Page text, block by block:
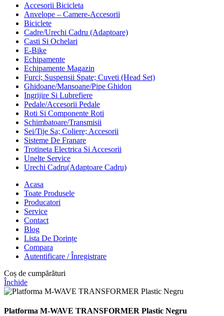
Accesorii Bicicleta
Anvelope – Camere-Accesorii
Biciclete
Cadre/Urechi Cadru (Adaptoare)
Casti Si Ochelari
E-Bike
Echipamente
Echipamente Magazin
Furci; Suspensii Spate; Cuveti (Head Set)
Ghidoane/Mansoane/Pipe Ghidon
Ingrijire Si Lubrefiere
Pedale/Accesorii Pedale
Roti Si Componente Roti
Schimbatoare/Transmisii
Sei/Tije Sa; Coliere; Accesorii
Sisteme De Franare
Trotineta Electrica Si Accesorii
Unelte Service
Urechi Cadru(Adaptoare Cadru)
Acasa
Toate Produsele
Producatori
Service
Contact
Blog
Lista De Dorințe
Compara
Autentificare / Înregistrare
Coș de cumpărături
Închide
Platforma M-WAVE TRANSFORMER Plastic Negru